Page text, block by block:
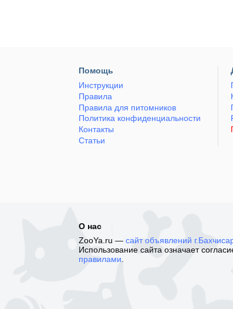
Помощь
Инструкции
Правила
Правила для питомников
Политика конфиденциальности
Контакты
Статьи
О нас
ZooYa.ru —сайт объявлений
Использование сайта означает
правилами